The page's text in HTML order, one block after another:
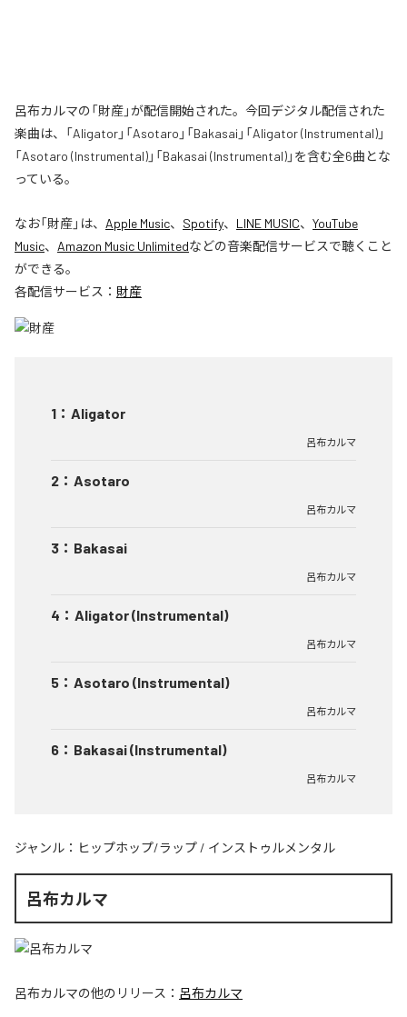
呂布カルマの「財産」が配信開始された。今回デジタル配信された
楽曲は、「Aligator」「Asotaro」「Bakasai」「Aligator (Instrumental)」
「Asotaro (Instrumental)」「Bakasai (Instrumental)」を含む全6曲とな
っている。
なお「財産」は、 Apple Music、 Spotify、 LINE MUSIC、 YouTube
Music、 Amazon Music Unlimitedなどの音楽配信サービスで聴くこと
ができる。
各配信サービス： 財産
1 ： Aligator
呂布カルマ
2 ： Asotaro
呂布カルマ
3 ： Bakasai
呂布カルマ
4 ： Aligator (Instrumental)
呂布カルマ
5 ： Asotaro (Instrumental)
呂布カルマ
6 ： Bakasai (Instrumental)
呂布カルマ
ジャンル： ヒップホップ/ラップ / インストゥルメンタル
呂布カルマ
呂布カルマの他のリリース： 呂布カルマ